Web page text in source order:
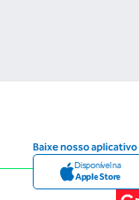
Baixe nosso aplicativo
Disponível na
Apple Store